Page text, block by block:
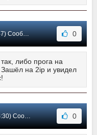
#3 0
либо прога на
Зашёл на 2ip и увидел
#2 0